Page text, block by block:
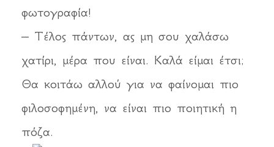
φωτογραφία!
– Τέλος πάντων, ας μη σου χαλάσω
χατίρι, μέρα που είναι. Καλά είμαι έτσι;
Θα κοιτάω αλλού για να φαίνομαι πιο
φιλοσοφημένη, να είναι πιο ποιητική η
πόζα.